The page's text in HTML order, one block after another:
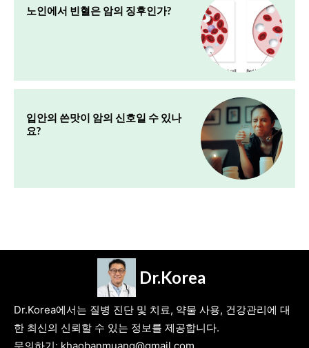
노인에서 빈혈은 암의 징후인가?
입안의 쓴맛이 암의 신호일 수 있나
요?
Dr.Korea
Dr.Korea에서는 질병 진단 및 치료, 약물 사용, 건강관리에 대
한 최신의 신뢰할 수 있는 정보를 제공합니다.